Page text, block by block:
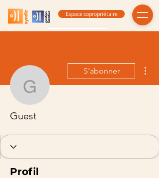
Espace copropriétaire
Guest
S'abonner
Guest
Profil